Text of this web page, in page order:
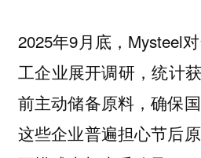
2025年9月底，Mysteel
工企业展开调研，统计
前主动储备原料，确保
这些企业普遍担心节后